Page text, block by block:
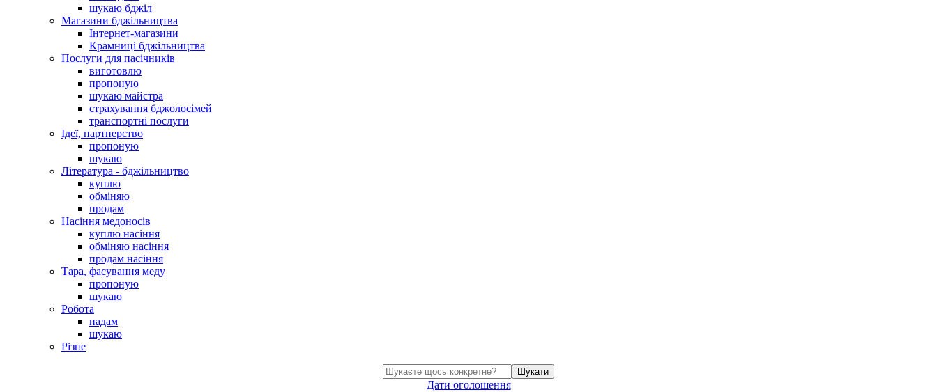
шукаю бджіл
Магазини бджільництва
Інтернет-магазини
Крамниці бджільництва
Послуги для пасічників
виготовлю
пропоную
шукаю майстра
страхування бджолосімей
транспортні послуги
Ідеї, партнерство
пропоную
шукаю
Література - бджільництво
куплю
обміняю
продам
Насіння медоносів
куплю насіння
обміняю насіння
продам насіння
Тара, фасування меду
пропоную
шукаю
Робота
надам
шукаю
Різне
Шукати
Дати оголошення